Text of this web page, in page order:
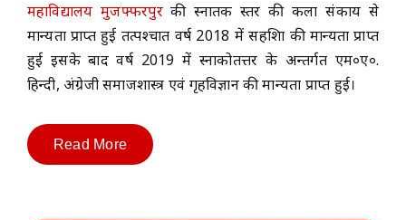
महाविद्यालय मुजफ्फरपुरकी स्नातक स्तर की कला संकाय से
मान्यता प्राप्त हुई तत्पश्चात वर्ष 2018 में सहशिक्षा की मान्यता प्राप्त
हुई इसके बाद वर्ष 2019 में स्नाकोतत्तर के अन्तर्गत एम०ए०.
हिन्दी, अंग्रेजी समाजशास्त्र एवं गृहविज्ञान की मान्यता प्राप्त हुई।
Read More